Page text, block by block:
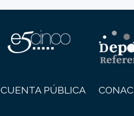
CUENTA PÚBLICA CONAC